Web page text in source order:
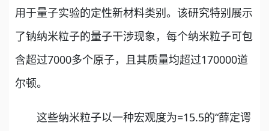
用于量子实验的定性新材料类别。该研究特别展示
了钠纳米粒子的量子干涉现象，每个纳米粒子可包
含超过7000多个原子，且其质量均超过170000道
尔顿。
这些纳米粒子以一种宏观度为=15.5的“薛定谔